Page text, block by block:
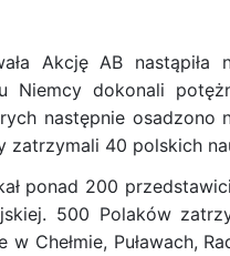
Akcję AB nastąpiła
Niemcy dokonali
następnie osadzono
zatrzymali 40 polskich
ponad 200
500 Polaków
Chełmie, Puławach,